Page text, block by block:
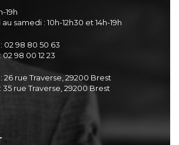
19h
samedi : 10h-12h30 et 14h-19h
: 02 98 80 50 63
02 98 00 12 23
: 26 rue Traverse, 29200 Brest
: 35 rue Traverse, 29200 Brest